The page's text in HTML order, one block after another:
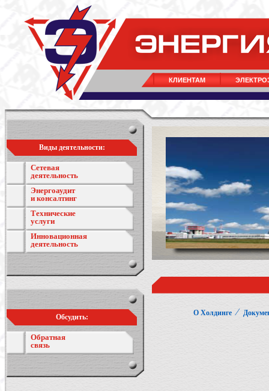
КЛИЕНТАМ
Виды деятельности:
Сетевая
деятельность
Энергоаудит
и консалтинг
Технические
услуги
Инновационная
деятельность
Обсудить:
Обратная
связь
О Холдинге ⁄